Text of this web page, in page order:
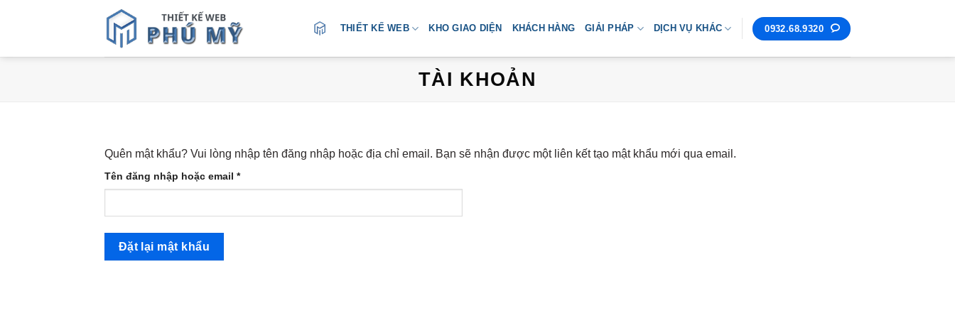
dung
THIẾT KẾ WEB KHO GIAO DIỆN KHÁCH HÀNG GIẢI PHÁP DỊCH VỤ KHÁC 0932.68.9320
TÀI KHOẢN
Quên mật khẩu? Vui lòng nhập tên đăng nhập hoặc địa chỉ email. Bạn sẽ nhận được một liên kết tạo mật khẩu mới qua email.
Tên đăng nhập hoặc email *Bắt
buộc
Đặt lại mật khẩu